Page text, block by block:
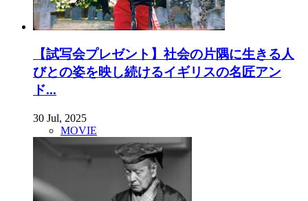
【試写会プレゼント】社会の片隅に生きる人
びとの姿を映し続けるイギリスの名匠アン
ド...
30 Jul, 2025
MOVIE